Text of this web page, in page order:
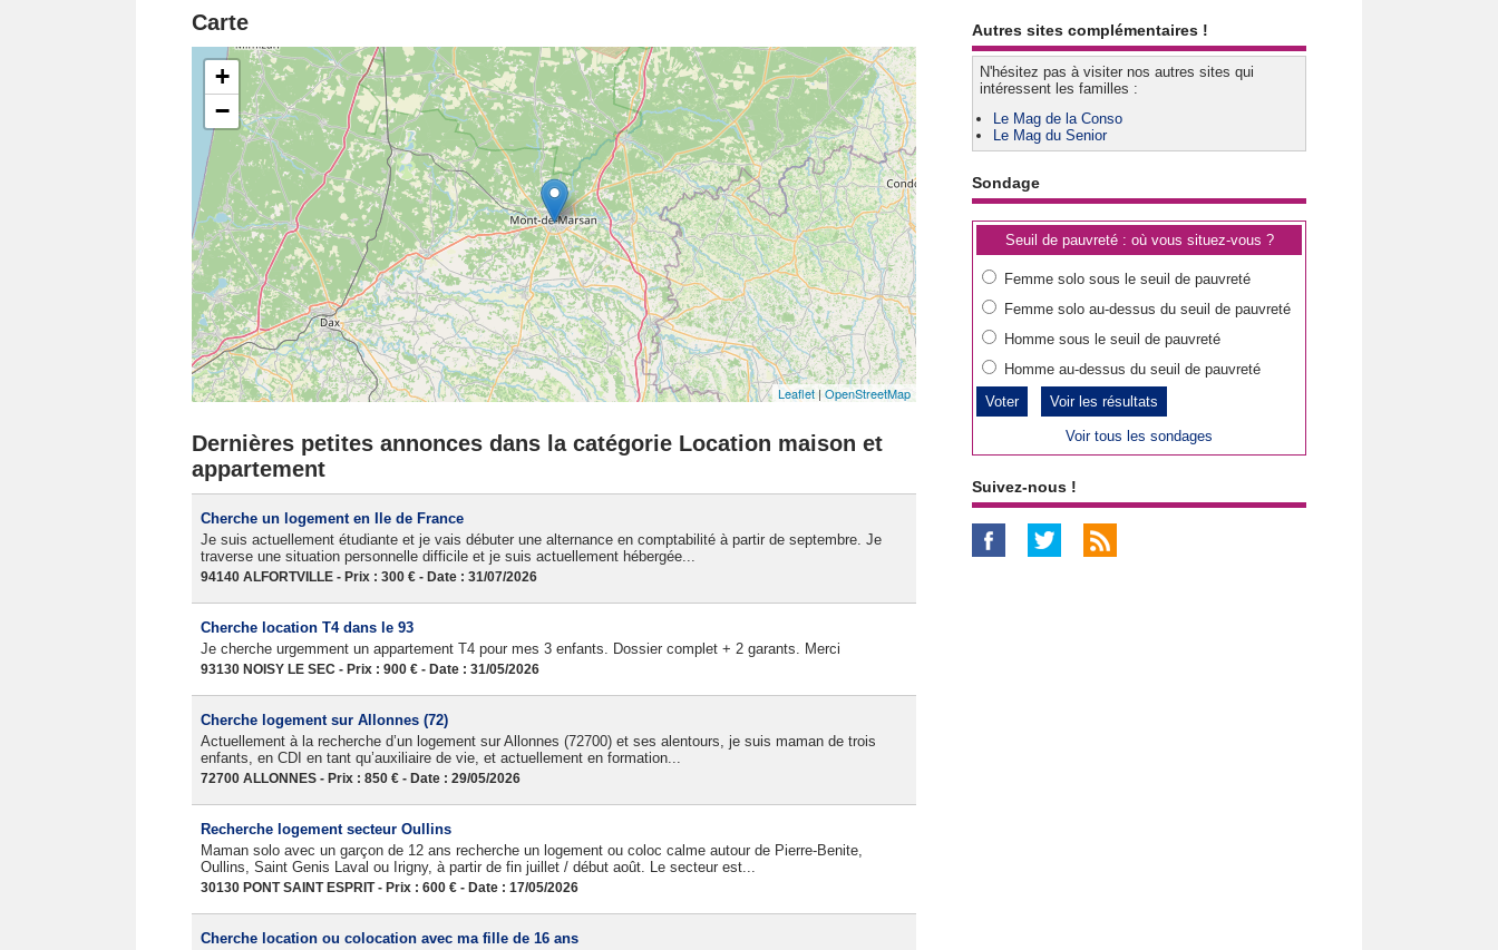
Carte
+
−
Leaflet | OpenStreetMap
Dernières petites annonces dans la catégorie Location maison et
appartement
Cherche un logement en Ile de France
Je suis actuellement étudiante et je vais débuter une alternance en comptabilité à partir de septembre. Je
traverse une situation personnelle difficile et je suis actuellement hébergée...
94140 ALFORTVILLE - Prix : 300 € - Date : 31/07/2026
Cherche location T4 dans le 93
Je cherche urgemment un appartement T4 pour mes 3 enfants. Dossier complet + 2 garants. Merci
93130 NOISY LE SEC - Prix : 900 € - Date : 31/05/2026
Cherche logement sur Allonnes (72)
Actuellement à la recherche d’un logement sur Allonnes (72700) et ses alentours, je suis maman de trois
enfants, en CDI en tant qu’auxiliaire de vie, et actuellement en formation...
72700 ALLONNES - Prix : 850 € - Date : 29/05/2026
Recherche logement secteur Oullins
Maman solo avec un garçon de 12 ans recherche un logement ou coloc calme autour de Pierre-Benite,
Oullins, Saint Genis Laval ou Irigny, à partir de fin juillet / début août. Le secteur est...
30130 PONT SAINT ESPRIT - Prix : 600 € - Date : 17/05/2026
Cherche location ou colocation avec ma fille de 16 ans
Autres sites complémentaires !
N'hésitez pas à visiter nos autres sites qui
intéressent les familles :
Le Mag de la Conso
Le Mag du Senior
Sondage
Seuil de pauvreté : où vous situez-vous ?
Femme solo sous le seuil de pauvreté
Femme solo au-dessus du seuil de pauvreté
Homme sous le seuil de pauvreté
Homme au-dessus du seuil de pauvreté
Voir les résultats
Voir tous les sondages
Suivez-nous !